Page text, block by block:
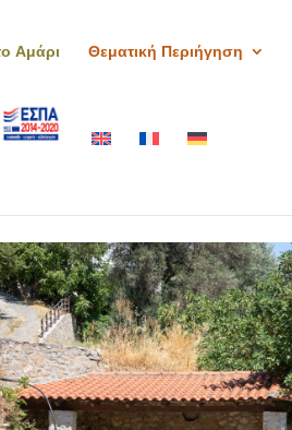
Αμάρι Θεματική Περιήγηση